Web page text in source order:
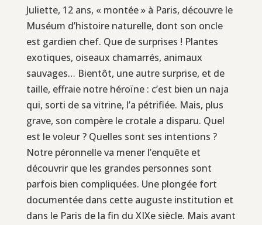
Juliette, 12 ans, « montée » à Paris, découvre le
Muséum d’histoire naturelle, dont son oncle
est gardien chef. Que de surprises ! Plantes
exotiques, oiseaux chamarrés, animaux
sauvages… Bientôt, une autre surprise, et de
taille, effraie notre héroïne : c’est bien un naja
qui, sorti de sa vitrine, l’a pétrifiée. Mais, plus
grave, son compère le crotale a disparu. Quel
est le voleur ? Quelles sont ses intentions ?
Notre péronnelle va mener l’enquête et
découvrir que les grandes personnes sont
parfois bien compliquées. Une plongée fort
documentée dans cette auguste institution et
dans le Paris de la fin du XIXe siècle. Mais avant